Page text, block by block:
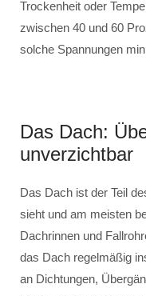
Trockenheit oder
zwischen 40 und 60
solche Spannungen
Das Dach:
unverzichtbar
Das Dach ist der Teil
sieht und am meisten
Dachrinnen und
das Dach regelmäßig
an Dichtungen,